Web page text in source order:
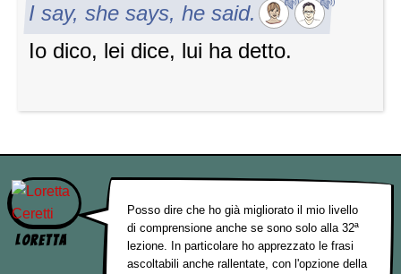
I say, she says, he said.
Io dico, lei dice, lui ha detto.
Loretta
Posso dire che ho già migliorato il mio livello
di comprensione anche se sono solo alla 32ª
lezione. In particolare ho apprezzato le frasi
ascoltabili anche rallentate, con l'opzione della